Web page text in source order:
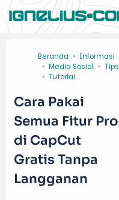
Beranda
Informasi
Media Sosial
Tips
Tutorial
Cara Pakai
Semua Fitur Pro
di CapCut
Gratis Tanpa
Langganan